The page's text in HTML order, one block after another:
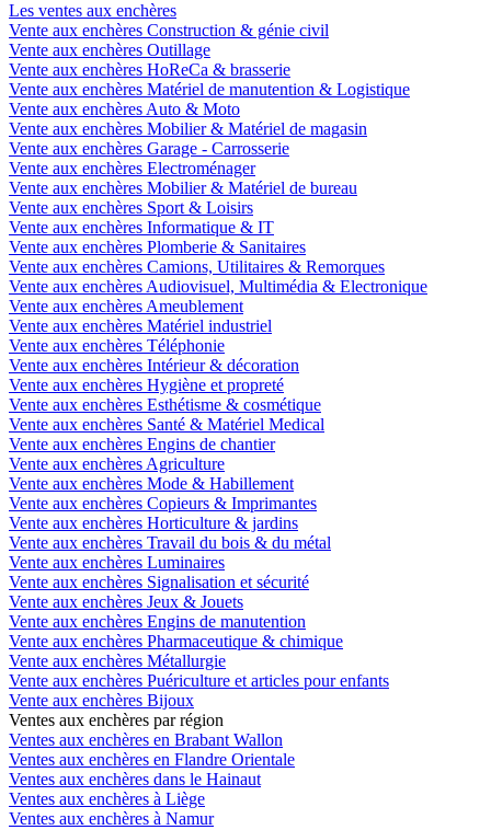
Les ventes aux enchères
Vente aux enchères Construction & génie civil
Vente aux enchères Outillage
Vente aux enchères HoReCa & brasserie
Vente aux enchères Matériel de manutention & Logistique
Vente aux enchères Auto & Moto
Vente aux enchères Mobilier & Matériel de magasin
Vente aux enchères Garage - Carrosserie
Vente aux enchères Electroménager
Vente aux enchères Mobilier & Matériel de bureau
Vente aux enchères Sport & Loisirs
Vente aux enchères Informatique & IT
Vente aux enchères Plomberie & Sanitaires
Vente aux enchères Camions, Utilitaires & Remorques
Vente aux enchères Audiovisuel, Multimédia & Electronique
Vente aux enchères Ameublement
Vente aux enchères Matériel industriel
Vente aux enchères Téléphonie
Vente aux enchères Intérieur & décoration
Vente aux enchères Hygiène et propreté
Vente aux enchères Esthétisme & cosmétique
Vente aux enchères Santé & Matériel Medical
Vente aux enchères Engins de chantier
Vente aux enchères Agriculture
Vente aux enchères Mode & Habillement
Vente aux enchères Copieurs & Imprimantes
Vente aux enchères Horticulture & jardins
Vente aux enchères Travail du bois & du métal
Vente aux enchères Luminaires
Vente aux enchères Signalisation et sécurité
Vente aux enchères Jeux & Jouets
Vente aux enchères Engins de manutention
Vente aux enchères Pharmaceutique & chimique
Vente aux enchères Métallurgie
Vente aux enchères Puériculture et articles pour enfants
Vente aux enchères Bijoux
Ventes aux enchères par région
Ventes aux enchères en Brabant Wallon
Ventes aux enchères en Flandre Orientale
Ventes aux enchères dans le Hainaut
Ventes aux enchères à Liège
Ventes aux enchères à Namur